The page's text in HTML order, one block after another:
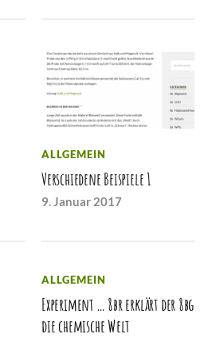
ALLGEMEIN
Verschiedene Beispiele 1
9. Januar 2017
ALLGEMEIN
Experiment … 8br erklärt der 8bg
die chemische Welt